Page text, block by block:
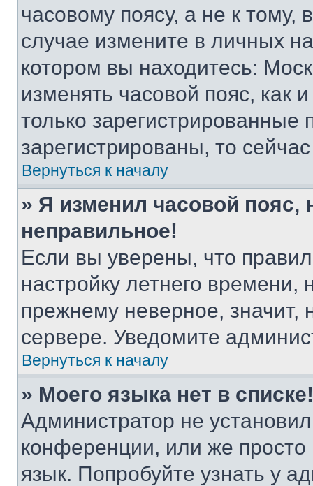
часовому поясу, а не к тому,
случае измените в личных
котором вы находитесь:
изменять часовой пояс, как
только
зарегистрированы, то
Вернуться к началу
» Я изменил часовой пояс,
неправильное!
Если вы уверены, что
настройку летнего
прежнему неверное, значит,
сервере. Уведомите
Вернуться к началу
» Моего языка нет в списке!
Администратор не
конференции, или же
язык. Попробуйте узнать у